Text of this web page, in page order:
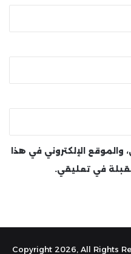
والموقع الإلكتروني في هذا
في تعليقي.